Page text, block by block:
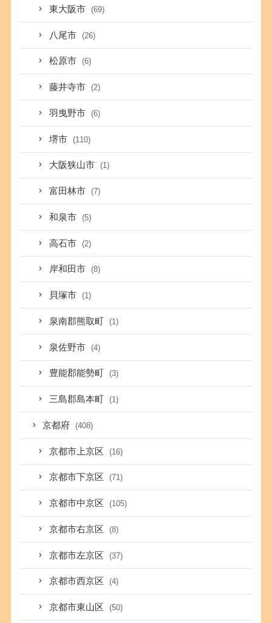
東大阪市 (69)
八尾市 (26)
松原市 (6)
藤井寺市 (2)
羽曳野市 (6)
堺市 (110)
大阪狭山市 (1)
富田林市 (7)
和泉市 (5)
高石市 (2)
岸和田市 (8)
貝塚市 (1)
泉南郡熊取町 (1)
泉佐野市 (4)
豊能郡能勢町 (3)
三島郡島本町 (1)
京都府 (408)
京都市上京区 (16)
京都市下京区 (71)
京都市中京区 (105)
京都市右京区 (8)
京都市左京区 (37)
京都市西京区 (4)
京都市東山区 (50)